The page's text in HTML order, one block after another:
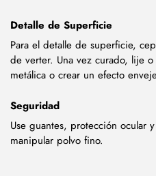
Detalle de Superficie
Para el detalle de superficie,
de verter. Una vez curado, lije
metálica o crear un efecto
Seguridad
Use guantes, protección ocular
manipular polvo fino.